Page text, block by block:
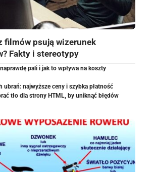
filmów psują wizerunek
Fakty i stereotypy
pali i jak to wpływa na koszty
ubrań: najwyższe ceny i szybka płatność
tło dla strony HTML, by uniknąć błędów